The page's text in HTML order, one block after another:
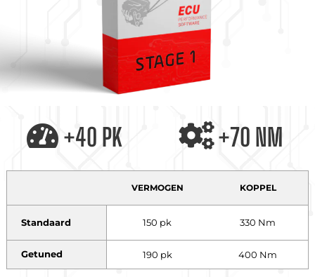
+40 PK +70 NM
VERMOGEN KOPPEL
Standaard 150 pk 330 Nm
Getuned 190 pk 400 Nm